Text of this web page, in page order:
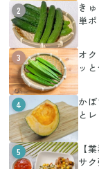
2
き
単
3
オ
ッ
4
か
と
5
【
サ